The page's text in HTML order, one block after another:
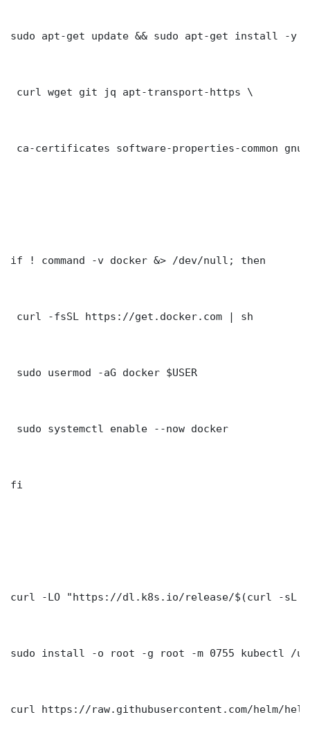
sudo apt-get update && sudo apt-get install -y \
curl wget git jq apt-transport-https \
ca-certificates software-properties-common
if ! command -v docker &> /dev/null; then
curl -fsSL https://get.docker.com | sh
sudo usermod -aG docker $USER
sudo systemctl enable --now docker
fi
curl -LO "https://dl.k8s.io/release/$(curl -sL
sudo install -o root -g root -m 0755 kubectl /
curl https://raw.githubusercontent.com/helm/